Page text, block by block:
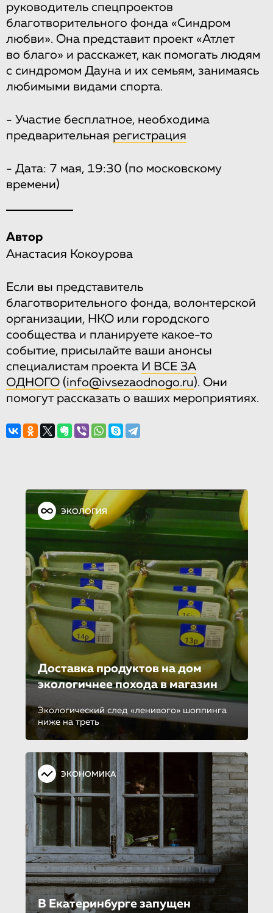
руководитель спецпроектов
благотворительного фонда «Синдром
любви». Она представит проект «Атлет
во благо» и расскажет, как помогать людям
с синдромом Дауна и их семьям, занимаясь
любимыми видами спорта.
- Участие бесплатное, необходима
предварительная регистрация
- Дата: 7 мая, 19:30 (по московскому
времени)
Автор
Анастасия Кокоурова
Если вы представитель
благотворительного фонда, волонтерской
организации, НКО или городского
сообщества и планируете какое-то
событие, присылайте ваши анонсы
специалистам проекта И ВСЕ ЗА
ОДНОГО (info@ivsezaodnogo.ru). Они
помогут рассказать о ваших мероприятиях.
ЭКОЛОГИЯ
Доставка продуктов на дом
экологичнее похода в магазин
Экологический след «ленивого» шоппинга
ниже на треть
ЭКОНОМИКА
В Екатеринбурге запущен